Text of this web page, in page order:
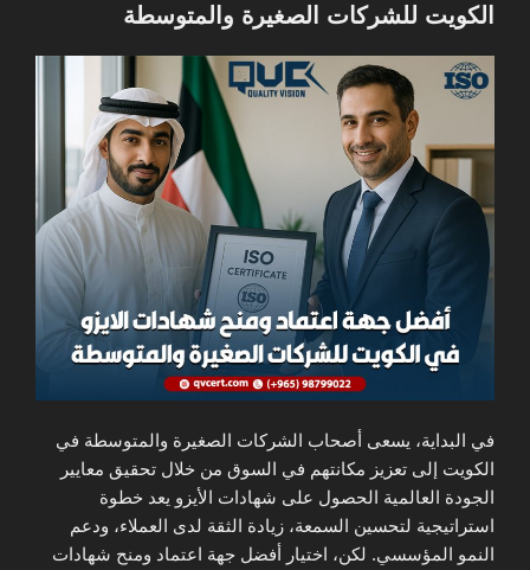
الكويت للشركات الصغيرة والمتوسطة
في البداية، يسعى أصحاب الشركات الصغيرة والمتوسطة في
الكويت إلى تعزيز مكانتهم في السوق من خلال تحقيق معايير
الجودة العالمية الحصول على شهادات الأيزو يعد خطوة
استراتيجية لتحسين السمعة، زيادة الثقة لدى العملاء، ودعم
النمو المؤسسي. لكن، اختيار أفضل جهة اعتماد ومنح شهادات